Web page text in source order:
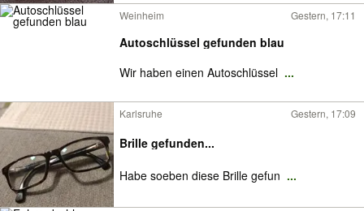
Weinheim Gestern, 17:11
Autoschlüssel gefunden blau
Wir haben einen Autoschlüssel ...
Karlsruhe Gestern, 17:09
Brille gefunden...
Habe soeben diese Brille gefun ...